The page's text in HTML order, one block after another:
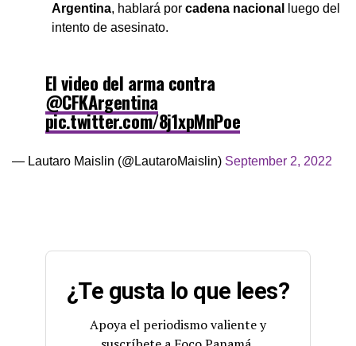
Argentina, hablará por cadena nacional
luego del
intento de asesinato.
El video del arma contra
@CFKArgentina
pic.twitter.com/8j1xpMnPoe
— Lautaro Maislin (@LautaroMaislin) September 2, 2022
¿Te gusta lo que lees?
Apoya el periodismo valiente y